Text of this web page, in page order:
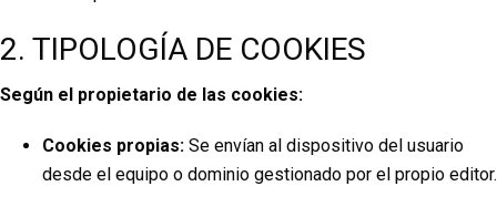
2. TIPOLOGÍA DE COOKIES
Según el propietario de las cookies:
Cookies propias:Se envían al dispositivo del usuario
desde el equipo o dominio gestionado por el propio editor.